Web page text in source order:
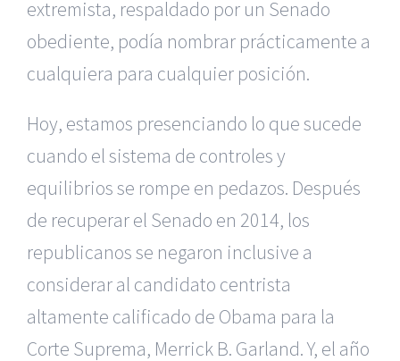
extremista, respaldado por un Senado
obediente, podía nombrar prácticamente a
cualquiera para cualquier posición.
Hoy, estamos presenciando lo que sucede
cuando el sistema de controles y
equilibrios se rompe en pedazos. Después
de recuperar el Senado en 2014, los
republicanos se negaron inclusive a
considerar al candidato centrista
altamente calificado de Obama para la
Corte Suprema, Merrick B. Garland. Y, el año